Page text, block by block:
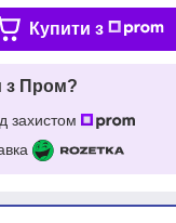
Купити з
з Пром?
захистом